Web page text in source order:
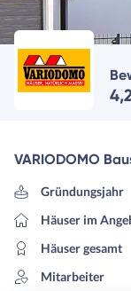
VARIODOMO
Gründungsjahr
Häuser im
Häuser gesamt
Mitarbeiter